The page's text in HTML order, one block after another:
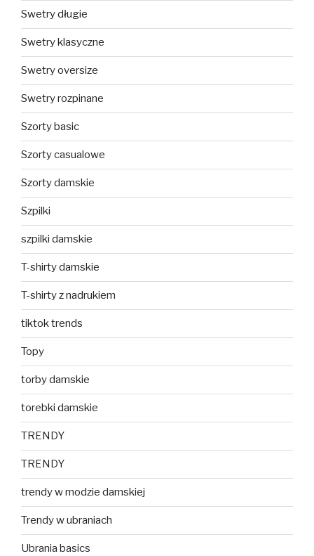
Swetry długie
Swetry klasyczne
Swetry oversize
Swetry rozpinane
Szorty basic
Szorty casualowe
Szorty damskie
Szpilki
szpilki damskie
T-shirty damskie
T-shirty z nadrukiem
tiktok trends
Topy
torby damskie
torebki damskie
TRENDY
TRENDY
trendy w modzie damskiej
Trendy w ubraniach
Ubrania basics